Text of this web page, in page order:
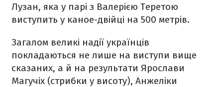
Лузан, яка у парі з Валерією Теретою
виступить у каное-двійці на 500 метрів.
Загалом великі надії українців
покладаються не лише на виступи вище
сказаних, а й на результати Ярослави
Магучіх (стрибки у висоту), Анжеліки